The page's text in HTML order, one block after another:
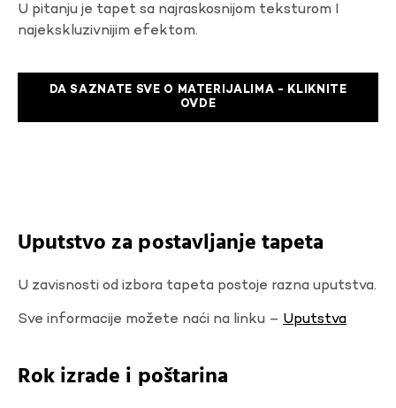
U pitanju je tapet sa najraskosnijom teksturom I
najekskluzivnijim efektom.
DA SAZNATE SVE O MATERIJALIMA - KLIKNITE
OVDE
Uputstvo za postavljanje tapeta
U zavisnosti od izbora tapeta postoje razna uputstva.
Sve informacije možete naći na linku – Uputstva
Rok izrade i poštarina